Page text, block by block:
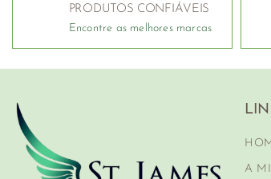
PRODUTOS CONFIÁVEIS
Encontre as melhores marcas
A